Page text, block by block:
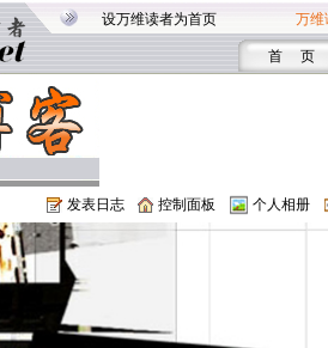
设万维读者为首页 万维
首 页
发表日志 控制面板 个人相册